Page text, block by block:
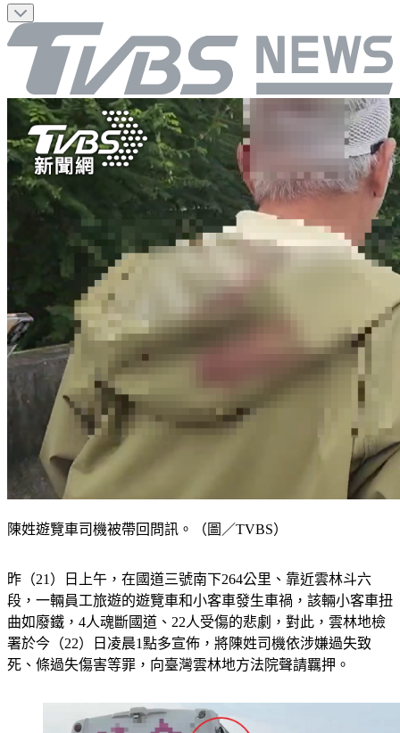
陳姓遊覽車司機被帶回問訊。（圖／TVBS）
昨（21）日上午，在國道三號南下264公里、靠近雲林斗六
段，一輛員工旅遊的遊覽車和小客車發生車禍，該輛小客車扭
曲如廢鐵，4人魂斷國道、22人受傷的悲劇，對此，雲林地檢
署於今（22）日凌晨1點多宣佈，將陳姓司機依涉嫌過失致
死、條過失傷害等罪，向臺灣雲林地方法院聲請羈押。